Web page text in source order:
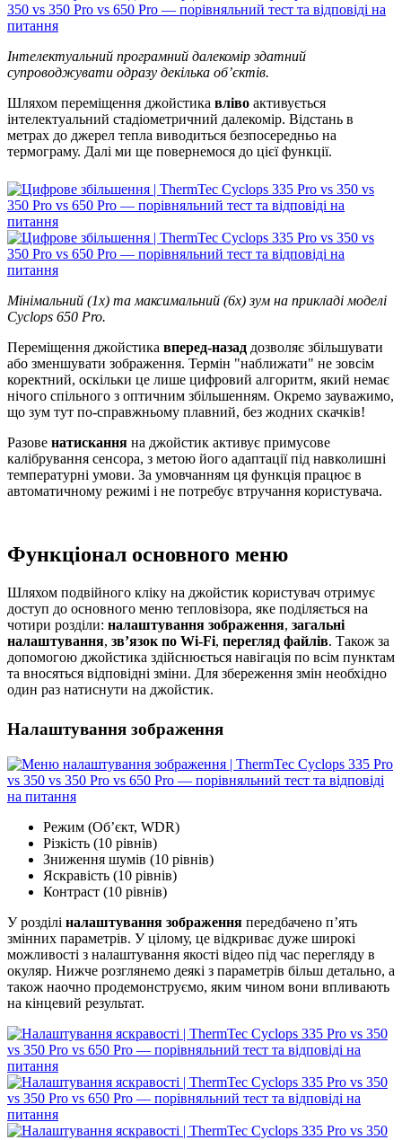
Інтелектуальний програмний далекомір здатний
супроводжувати одразу декілька об’єктів.
Шляхом переміщення джойстика вліво активується
інтелектуальний стадіометричний далекомір. Відстань в
метрах до джерел тепла виводиться безпосередньо на
термограму. Далі ми ще повернемося до цієї функції.
Мінімальний (1x) та максимальний (6x) зум на прикладі моделі
Cyclops 650 Pro.
Переміщення джойстика вперед-назад дозволяє збільшувати
або зменшувати зображення. Термін "наближати" не зовсім
коректний, оскільки це лише цифровий алгоритм, який немає
нічого спільного з оптичним збільшенням. Окремо зауважимо,
що зум тут по-справжньому плавний, без жодних скачків!
Разове натискання на джойстик активує примусове
калібрування сенсора, з метою його адаптації під навколишні
температурні умови. За умовчанням ця функція працює в
автоматичному режимі і не потребує втручання користувача.
Функціонал основного меню
Шляхом подвійного кліку на джойстик користувач отримує
доступ до основного меню тепловізора, яке поділяється на
чотири розділи: налаштування зображення, загальні
налаштування, зв’язок по Wi-Fi, перегляд файлів. Також за
допомогою джойстика здійснюється навігація по всім пунктам
та вносяться відповідні зміни. Для збереження змін необхідно
один раз натиснути на джойстик.
Налаштування зображення
Режим (Об’єкт, WDR)
Різкість (10 рівнів)
Зниження шумів (10 рівнів)
Яскравість (10 рівнів)
Контраст (10 рівнів)
У розділі налаштування зображення передбачено п’ять
змінних параметрів. У цілому, це відкриває дуже широкі
можливості з налаштування якості відео під час перегляду в
окуляр. Нижче розглянемо деякі з параметрів більш детально, а
також наочно продемонструємо, яким чином вони впливають
на кінцевий результат.